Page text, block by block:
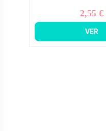
Precio
2,55 €
VER